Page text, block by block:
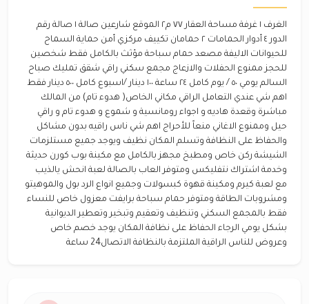
الغرف ١ غرفة مساحة العقار ٧٧ م٢ الموقع شارعين صالة ١ صالة رقم
الدور ٤ أدوار الحمامات ٢ حمامان تكييف مركزي أمن حماية السماح
للحيوانات الاليفة مصعد حمام سباحة مؤثث بالكامل فقط شخصين
للحجز ممنوع الحفلات والازعاج مجمع سكني راقي شقق تمليك صباح
السالم يومي ٥٠ / يوم كامل ٢٤ ساعة ١٠٠ دينار /اسبوع كامل ٥٠٠ دينار فقط
اهم شي عندي التعامل الراقي مكاني الخاص( هدوء تام) من المالك
مباشرة وقعدة هاديه و اجواء رومانسية و شموع و هدوء تام و راقي
حيل وممنوع الاغاني منعاً للأحراج اهم شي ناس راقيه بدون مشاكل
والحفاظ على النظافة وتسلم المكان نظيف ويوجد جميع مستلزمات
الشيشة ركن خاص ومطبخ مجهز بالكامل مع مكينة بوب كورن حديثة
وخدمة اشتراك نتفليكس ومتوفر العاب بالصالة لعبة انحش يالذيب
مع لعبة كيرم ومكينة قهوة كبسولات وجميع انواع الرد بول والموهيتو
ومشروبات الطاقة ومتوفر حمام سباحة برايفت معزول خاص للنساء
فقط بالمجمع السكني وتنظيف وتعقيم وتبخير وتعطير الديوانية
بشكل يومي الرجاء الحفاظ على نظافة المكان يوجد خصم خاص
وعروض للناس الراقية الملتزمة بالنظافة الاتصال24 ساعة